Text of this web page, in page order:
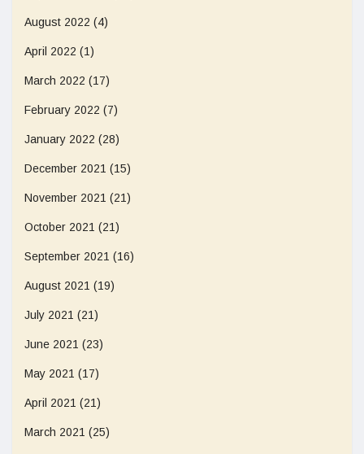
August 2022 (4)
April 2022 (1)
March 2022 (17)
February 2022 (7)
January 2022 (28)
December 2021 (15)
November 2021 (21)
October 2021 (21)
September 2021 (16)
August 2021 (19)
July 2021 (21)
June 2021 (23)
May 2021 (17)
April 2021 (21)
March 2021 (25)